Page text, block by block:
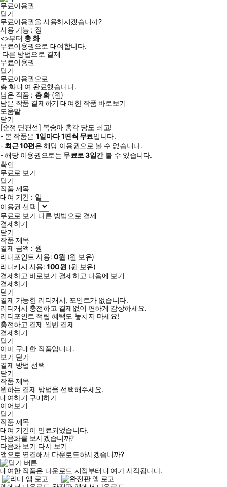
무료이용권
닫기
무료이용권을 사용하시겠습니까?
사용 가능 : 장
<>부터 총화
무료이용권으로 대여합니다.
다른 방법으로 결제
무료이용권
닫기
무료이용권으로
총 화대여 완료했습니다.
남은 작품 : 총화(원)
남은 작품 결제하기 대여한 작품 바로보기
도움말
닫기
[순정 단편선] 복숭아 총각 당도 최고!
- 본 작품은 1일마다1편씩 무료입니다.
- 최근10편은 해당 이용권으로 볼 수 없습니다.
- 해당 이용권으로는 무료로3일간볼 수 있습니다.
확인
무료로 보기
닫기
작품 제목
대여 기간 : 일
이용권 선택
무료로 보기 다른 방법으로 결제
결제하기
닫기
작품 제목
결제 금액 : 원
리디포인트 사용: 0원 (원 보유)
리디캐시 사용:100원 (원 보유)
결제하고 바로보기 결제하고 다음에 보기
결제하기
닫기
결제 가능한 리디캐시, 포인트가 없습니다.
리디캐시 충전하고 결제없이 편하게 감상하세요.
리디포인트 적립 혜택도 놓치지 마세요!
충전하고 결제 일반 결제
결제하기
닫기
이미 구매한 작품입니다.
보기 닫기
결제 방법 선택
닫기
작품 제목
원하는 결제 방법을 선택해주세요.
대여하기 구매하기
이어보기
닫기
작품 제목
대여 기간이 만료되었습니다.
다음화를 보시겠습니까?
다음화 보기 다시 보기
앱으로 연결해서 다운로드하시겠습니까?
대여한 작품은 다운로드 시점부터 대여가 시작됩니다.